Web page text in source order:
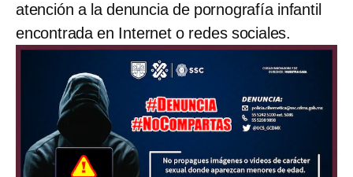
atención a la denuncia de pornografía infantil
encontrada en Internet o redes sociales.